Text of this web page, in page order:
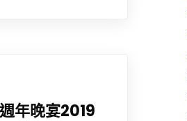
年晚宴2019